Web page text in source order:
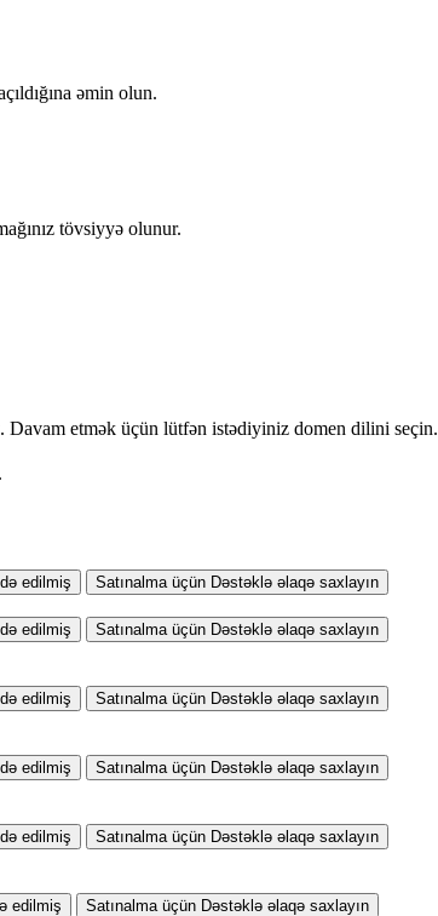
əmin olun.
tövsiyyə olunur.
etmək üçün lütfən istədiyiniz domen dilini seçin.
edilmiş Satınalma üçün Dəstəklə əlaqə saxlayın
edilmiş Satınalma üçün Dəstəklə əlaqə saxlayın
edilmiş Satınalma üçün Dəstəklə əlaqə saxlayın
edilmiş Satınalma üçün Dəstəklə əlaqə saxlayın
edilmiş Satınalma üçün Dəstəklə əlaqə saxlayın
edilmiş Satınalma üçün Dəstəklə əlaqə saxlayın